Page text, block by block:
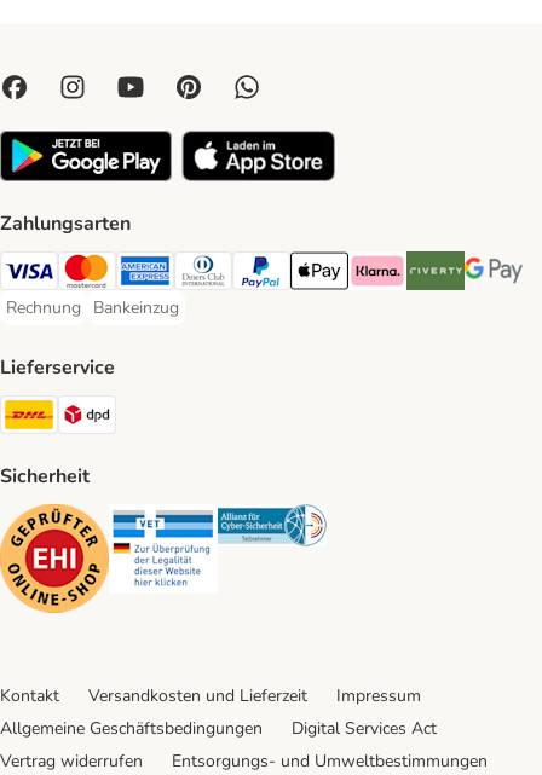
Zahlungsarten
Visa Payment Method
Mastercard Payment Method
American Express Payment Method
Diners Club Payment Method
PayPal Payment Method
Apple Pay Payment Method
Klarna Payment Method
Riverty Payment
Google
Rechnung
Rechnung Payment Method
Bankeinzug
Bankeinzug Payment Method
Lieferservice
DHL Shipping Method
Sicherheit
Security Security Security
Kontakt Versandkosten und Lieferzeit
Impressum
Allgemeine Geschäftsbedingungen
Digital Services Act
Vertrag widerrufen
Entsorgungs- und Umweltbestimmungen